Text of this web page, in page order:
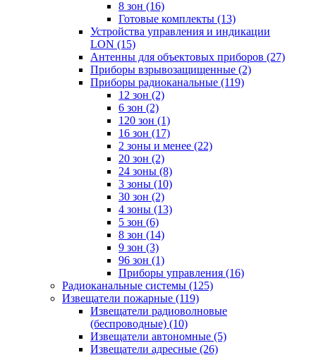
8 зон (16)
Готовые комплекты (13)
Устройства управления и индикации
LON (15)
Антенны для объектовых приборов (27)
Приборы взрывозащищенные (2)
Приборы радиоканальные (119)
12 зон (2)
6 зон (2)
120 зон (1)
16 зон (17)
2 зоны и менее (22)
20 зон (2)
24 зоны (8)
3 зоны (10)
30 зон (2)
4 зоны (13)
5 зон (6)
8 зон (14)
9 зон (3)
96 зон (1)
Приборы управления (16)
Радиоканальные системы (125)
Извещатели пожарные (119)
Извещатели радиоволновые
(беспроводные) (10)
Извещатели автономные (5)
Извещатели адресные (26)